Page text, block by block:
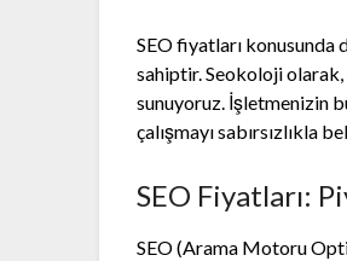
SEO fiyatları konusunda
sahiptir. Seokoloji
sunuyoruz. İşletmenizin
çalışmayı sabırsızlıkla
SEO Fiyatları:
SEO (Arama Motoru